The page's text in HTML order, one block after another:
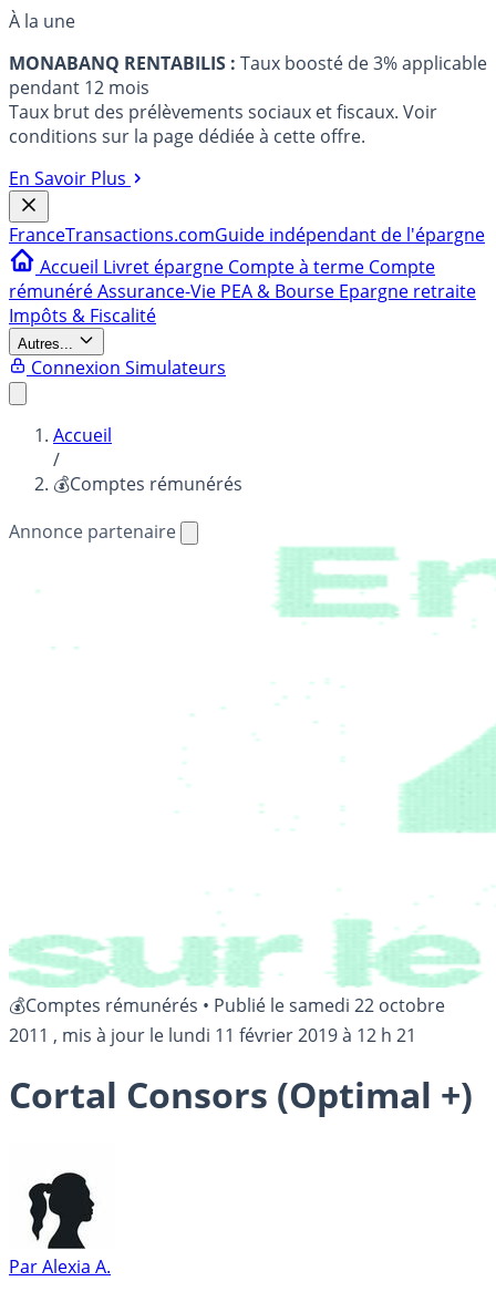
À la une
MONABANQ RENTABILIS : Taux boosté de 3% applicable
pendant 12 mois
Taux brut des prélèvements sociaux et fiscaux. Voir
conditions sur la page dédiée à cette offre.
En Savoir Plus
FranceTransactions.comGuide indépendant de l'épargne
Accueil Livret épargne Compte à terme Compte
rémunéréAssurance-Vie PEA & Bourse Epargne retraite
Impôts & Fiscalité
Autres...
Connexion Simulateurs
Accueil
/
💰Comptes rémunérés
Annonce partenaire
💰Comptes rémunérés • Publié lesamedi 22 octobre
2011 , mis à jour le lundi 11 février 2019 à 12 h 21
Cortal Consors (Optimal +)
ParAlexia A.